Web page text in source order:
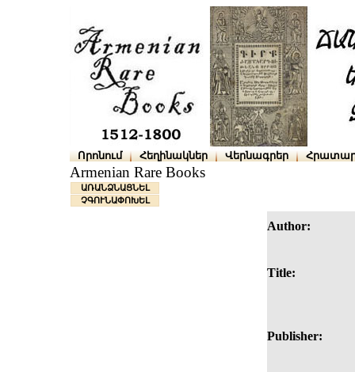
Որոնում Հեղինակներ Վերնագրեր
Armenian Rare Books
ԱՌԱՆՁՆԱՑՆԵԼ
ՉԳՈՒՆԱՓՈԽԵԼ
Author:
Title:
Publisher: